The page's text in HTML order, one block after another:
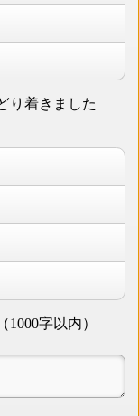
り着きました
字以内）